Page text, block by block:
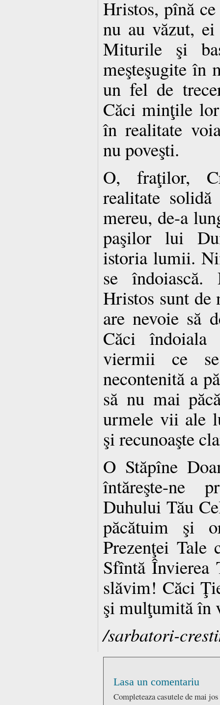
Hristos, pînă
nu au văzut,
Miturile şi
meşteşugite în
un fel de
Căci minţile lor
în realitate
nu poveşti.
O, fraţilor,
realitate
mereu, de-a
paşilor lui
istoria lumii.
se
Hristos sunt
are nevoie să
Căci îndoiala
viermii ce
necontenită a
să nu mai
urmele vii ale
şi recunoaşte
O Stăpîne
întăreşte-ne
Duhului Tău
păcătuim şi
Prezenţei
Sfîntă Învierea
slăvim! Căci
şi mulţumită în
/sarbatori-
Lasa un comentariu
Completeaza casutele de mai